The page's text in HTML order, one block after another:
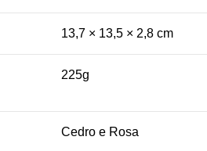
13,7 × 13,5 × 2,8 cm
225g
Cedro e Rosa